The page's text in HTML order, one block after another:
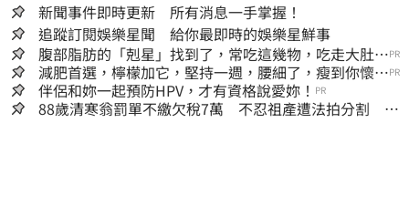
新聞事件即時更新 所有消息一手掌握！
追蹤訂閱娛樂星聞 給你最即時的娛樂星鮮事
腹部脂肪的「剋星」找到了，常吃這幾物，吃走大肚
囊，瘦出小蠻腰
PR
減肥首選，檸檬加它，堅持一週，腰細了，瘦到你懷疑
人生
PR
伴侶和妳一起預防HPV，才有資格說愛妳！ PR
88歲清寒翁罰單不繳欠稅7萬 不忍祖產遭法拍分割 家